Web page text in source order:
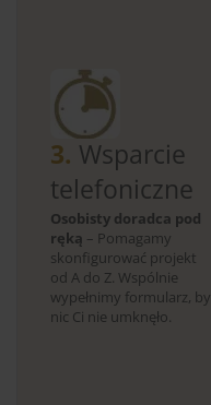
3. Wsparcie
telefoniczne
Osobisty doradca pod
ręką – Pomagamy
skonfigurować projekt
od A do Z. Wspólnie
wypełnimy formularz, by
nic Ci nie umknęło.